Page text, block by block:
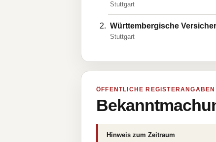
Stuttgart
Württembergische
Stuttgart
ÖFFENTLICHE REGISTERANGABEN
Hinweis zum Zeitraum